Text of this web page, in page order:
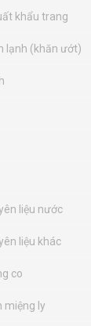
khẩu trang
lạnh (khăn ướt)
liệu nước
liệu khác
co
miệng ly